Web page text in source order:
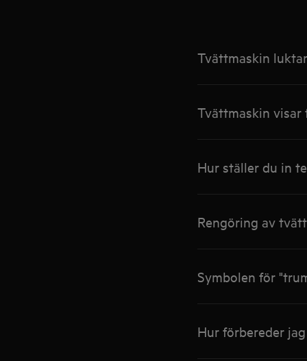
Tvättmaskin
Tvättmaskin visar
Hur ställer du in
Rengöring av
Symbolen för
Hur förbereder